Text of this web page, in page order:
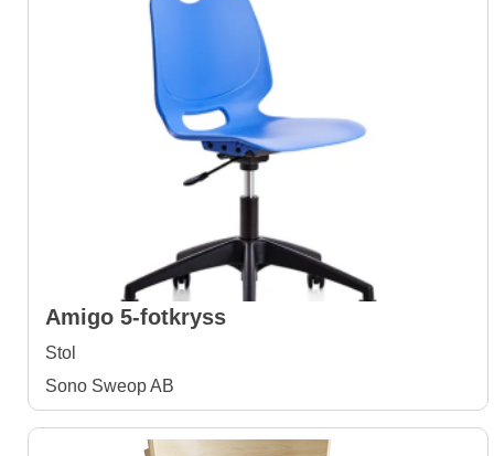
Amigo 5-fotkryss
Stol
Sono Sweop AB